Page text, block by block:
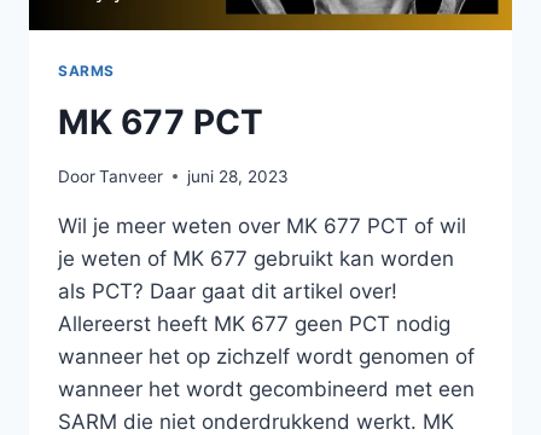
SARMS
MK 677 PCT
DoorTanveer juni 28, 2023
Wil je meer weten over MK 677 PCT of wil
je weten of MK 677 gebruikt kan worden
als PCT? Daar gaat dit artikel over!
Allereerst heeft MK 677 geen PCT nodig
wanneer het op zichzelf wordt genomen of
wanneer het wordt gecombineerd met een
SARM die niet onderdrukkend werkt. MK